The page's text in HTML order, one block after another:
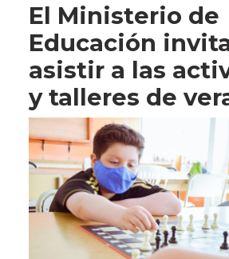
El Ministerio de
Educación
asistir a las
y talleres de